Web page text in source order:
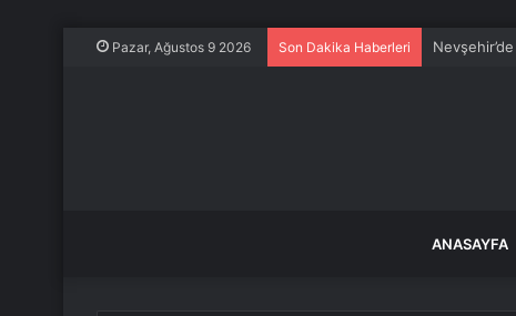
Pazar, Ağustos 9 2026 Son Dakika Haberleri Nevşehir’de
ANASAYFA